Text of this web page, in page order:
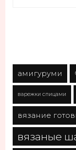
амигуруми
варежки спицами
вязание
вязаные